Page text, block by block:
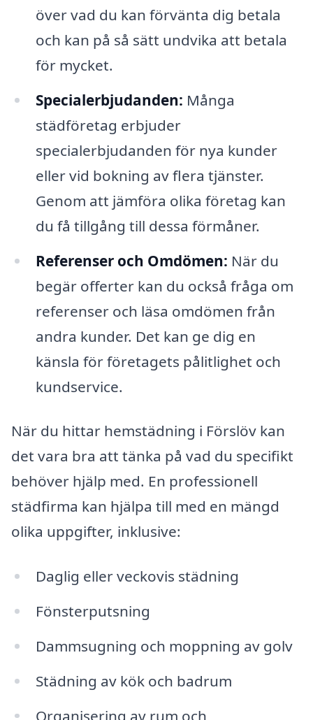
över vad du kan förvänta dig betala
och kan på så sätt undvika att betala
för mycket.
Specialerbjudanden: Många
städföretag erbjuder
specialerbjudanden för nya kunder
eller vid bokning av flera tjänster.
Genom att jämföra olika företag kan
du få tillgång till dessa förmåner.
Referenser och Omdömen: När du
begär offerter kan du också fråga om
referenser och läsa omdömen från
andra kunder. Det kan ge dig en
känsla för företagets pålitlighet och
kundservice.
När du hittar hemstädning i Förslöv kan
det vara bra att tänka på vad du specifikt
behöver hjälp med. En professionell
städfirma kan hjälpa till med en mängd
olika uppgifter, inklusive:
Daglig eller veckovis städning
Fönsterputsning
Dammsugning och moppning av golv
Städning av kök och badrum
Organisering av rum och